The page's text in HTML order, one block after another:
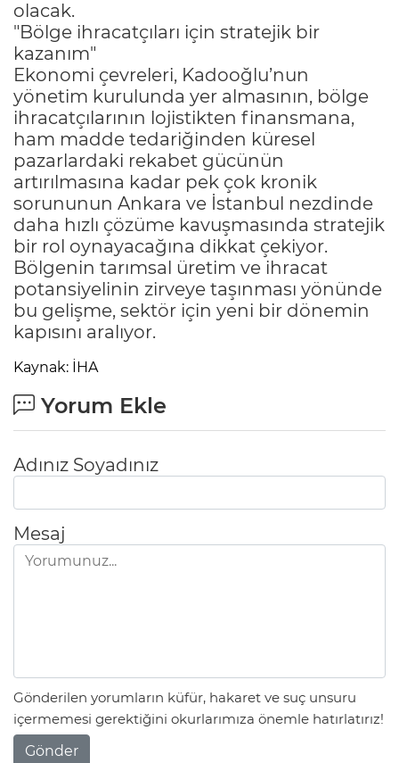
olacak.
"Bölge ihracatçıları için stratejik bir
kazanım"
Ekonomi çevreleri, Kadooğlu’nun
yönetim kurulunda yer almasının, bölge
ihracatçılarının lojistikten finansmana,
ham madde tedariğinden küresel
pazarlardaki rekabet gücünün
artırılmasına kadar pek çok kronik
sorununun Ankara ve İstanbul nezdinde
daha hızlı çözüme kavuşmasında stratejik
bir rol oynayacağına dikkat çekiyor.
Bölgenin tarımsal üretim ve ihracat
potansiyelinin zirveye taşınması yönünde
bu gelişme, sektör için yeni bir dönemin
kapısını aralıyor.
Kaynak: İHA
Yorum Ekle
Adınız Soyadınız
Mesaj
Gönderilen yorumların küfür, hakaret ve suç unsuru
içermemesi gerektiğini okurlarımıza önemle hatırlatırız!
Gönder